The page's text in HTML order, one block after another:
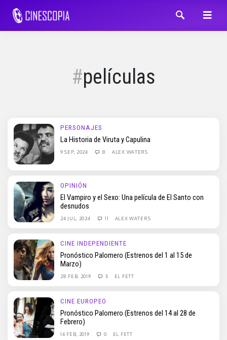
películas
PERSONAJES
La Historia de Viruta y Capulina
9 SEP, 2024 8 ALEX WATERS
OPINIÓN
El Vampiro y el Sexo: Una película de El Santo con
desnudos
24 JUL, 2024 11 ALEX WATERS
CINE INDEPENDIENTE
Pronóstico Palomero (Estrenos del 1 al 15 de
Marzo)
28 FEB, 2019 5 EL FETT
CINE EUROPEO
Pronóstico Palomero (Estrenos del 14 al 28 de
Febrero)
14 FEB, 2019 0 EL FETT